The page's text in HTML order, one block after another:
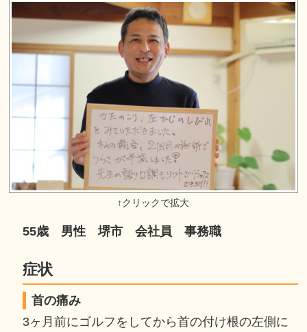
55歳 男性 堺市 会社員 事務職
症状
首の痛み
3ヶ月前にゴルフをしてから首の付け根の左側に